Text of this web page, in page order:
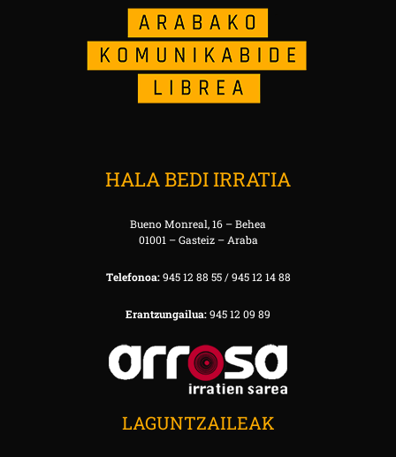
HALA BEDI IRRATIA
Bueno Monreal, 16 – Behea
01001 – Gasteiz – Araba
Telefonoa:945 12 88 55 / 945 12 14 88
Erantzungailua:945 12 09 89
LAGUNTZAILEAK